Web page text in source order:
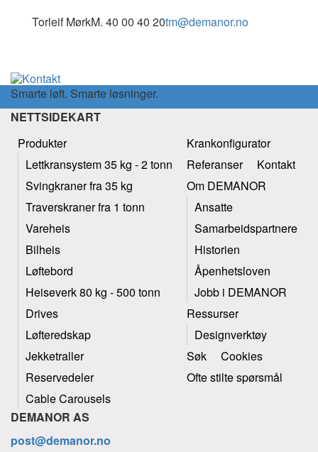
Torleif MørkM. 40 00 40 20tm@demanor.no
Smarte løft. Smarte løsninger.
NETTSIDEKART
Produkter
Lettkransystem 35 kg - 2 tonn
Svingkraner fra 35 kg
Traverskraner fra 1 tonn
Vareheis
Bilheis
Løftebord
Heiseverk 80 kg - 500 tonn
Drives
Løfteredskap
Jekketraller
Reservedeler
Cable Carousels
Krankonfigurator
Referanser
Kontakt
Om DEMANOR
Ansatte
Samarbeidspartnere
Historien
Åpenhetsloven
Jobb i DEMANOR
Ressurser
Designverktøy
Søk
Cookies
Ofte stilte spørsmål
DEMANOR AS
post@demanor.no